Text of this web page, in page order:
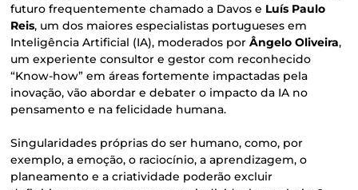
futuro frequentemente chamado a Davos e Luís Paulo
Reis, um dos maiores especialistas portugueses em
Inteligência Artificial (IA), moderados porÂngelo Oliveira,
um experiente consultor e gestor com reconhecido
“Know-how” em áreas fortemente impactadas pela
inovação, vão abordar e debater o impacto da IA no
pensamento e na felicidade humana.
Singularidades próprias do ser humano, como, por
exemplo, a emoção, o raciocínio, a aprendizagem, o
planeamento e a criatividade poderão excluir